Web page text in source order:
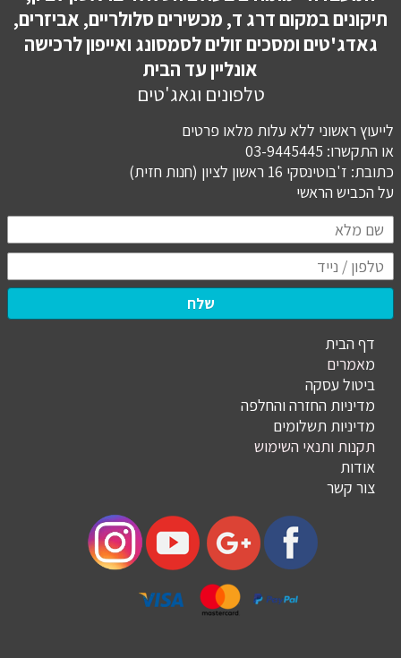
תיקונים במקום דרג ד, מכשירים סלולריים, אביזרים,
גאדג'טים ומסכים זולים לסמסונג ואייפון לרכישה
אונליין עד הבית
טלפונים וגאג'טים
לייעוץ ראשוני ללא עלות מלאו פרטים
או התקשרו: 03-9445445
כתובת: ז'בוטינסקי 16 ראשון לציון (חנות חזית)
​​​​​​​על הכביש הראשי
שלח
דף הבית
מאמרים
ביטול עסקה
מדיניות החזרה והחלפה
מדיניות תשלומים
תקנות ותנאי השימוש
אודות
צור קשר